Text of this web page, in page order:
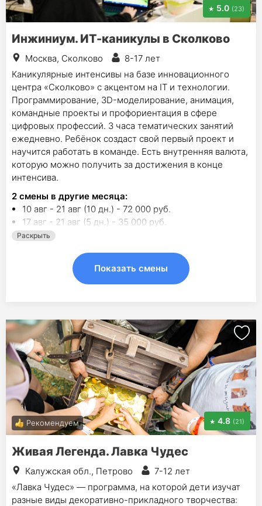
5.0 (23)
Инжиниум. ИТ-каникулы в Сколково
Москва, Сколково
8-17 лет
Каникулярные интенсивы на базе инновационного
центра «Сколково» с акцентом на IT и технологии.
Программирование, 3D-моделирование, анимация,
командные проекты и профориентация в сфере
цифровых профессий. 3 часа тематических занятий
ежедневно. Ребёнок создаст свой первый проект и
научится работать в команде. Есть внутренняя валюта,
которую можно получить за достижения в конце
интенсива.
2 смены в другие месяца:
10 авг - 21 авг (10 дн.) - 72 000 руб.
17 авг - 21 авг (5 дн.) - 35 000 руб.
Раскрыть
Показать смены
Рекомендуем 4.8 (21)
Живая Легенда. Лавка Чудес
Калужская обл., Петрово
7-12 лет
«Лавка Чудес» — программа, на которой дети изучат
разные виды декоративно-прикладного творчества: